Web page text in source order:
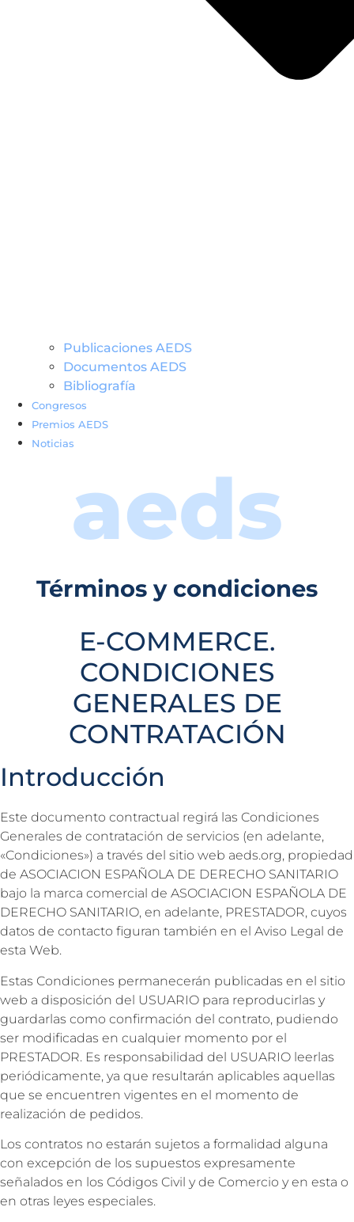
Publicaciones AEDS
Documentos AEDS
Bibliografía
Congresos
Premios AEDS
Noticias
aeds
Términos y condiciones
E-COMMERCE.
CONDICIONES
GENERALES DE
CONTRATACIÓN
Introducción
Este documento contractual regirá las Condiciones
Generales de contratación de servicios (en adelante,
«Condiciones») a través del sitio web aeds.org, propiedad
de ASOCIACION ESPAÑOLA DE DERECHO SANITARIO
bajo la marca comercial de ASOCIACION ESPAÑOLA DE
DERECHO SANITARIO, en adelante, PRESTADOR, cuyos
datos de contacto figuran también en el Aviso Legal de
esta Web.
Estas Condiciones permanecerán publicadas en el sitio
web a disposición del USUARIO para reproducirlas y
guardarlas como confirmación del contrato, pudiendo
ser modificadas en cualquier momento por el
PRESTADOR. Es responsabilidad del USUARIO leerlas
periódicamente, ya que resultarán aplicables aquellas
que se encuentren vigentes en el momento de
realización de pedidos.
Los contratos no estarán sujetos a formalidad alguna
con excepción de los supuestos expresamente
señalados en los Códigos Civil y de Comercio y en esta o
en otras leyes especiales.